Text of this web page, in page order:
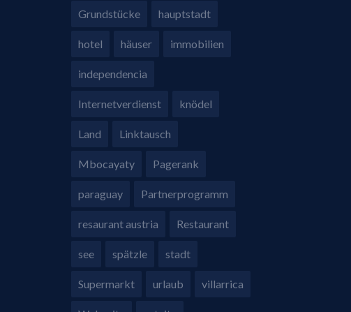
Grundstücke hauptstadt
hotel häuser immobilien
independencia
Internetverdienst knödel
Land Linktausch
Mbocayaty Pagerank
paraguay Partnerprogramm
resaurant austria Restaurant
see spätzle stadt
Supermarkt urlaub villarrica